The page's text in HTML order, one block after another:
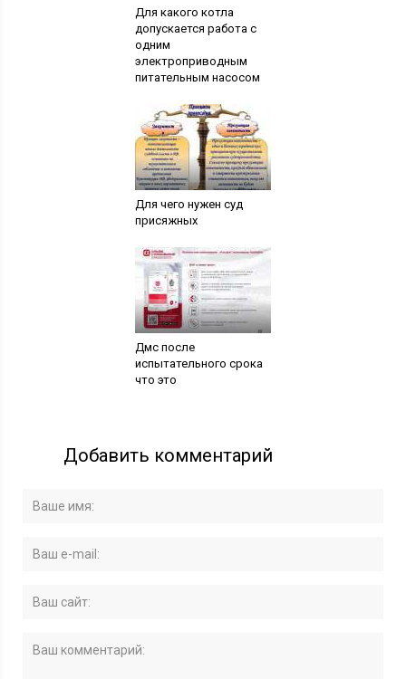
Для какого котла
допускается работа с
одним
электроприводным
питательным насосом
Для чего нужен суд
присяжных
Дмс после
испытательного срока
что это
Добавить комментарий